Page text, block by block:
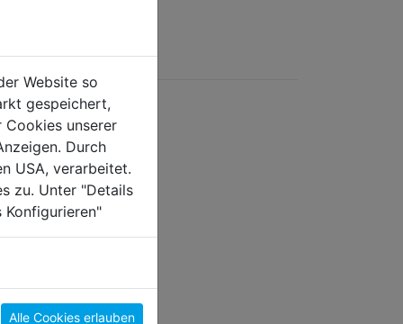
Pica DRY m.
Website so
gespeichert,
Cookies unserer
Durch
USA, verarbeitet.
zu. Unter "Details
Alle Cookies erlauben